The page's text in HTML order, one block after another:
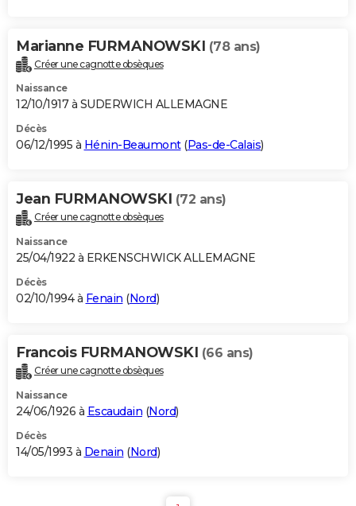
Marianne FURMANOWSKI (78 ans)
Créer une cagnotte obsèques
Naissance
12/10/1917 à SUDERWICH ALLEMAGNE
Décès
06/12/1995 à Hénin-Beaumont(Pas-de-Calais)
Jean FURMANOWSKI (72 ans)
Créer une cagnotte obsèques
Naissance
25/04/1922 à ERKENSCHWICK ALLEMAGNE
Décès
02/10/1994 à Fenain (Nord)
Francois FURMANOWSKI (66 ans)
Créer une cagnotte obsèques
Naissance
24/06/1926 à Escaudain (Nord)
Décès
14/05/1993 à Denain (Nord)